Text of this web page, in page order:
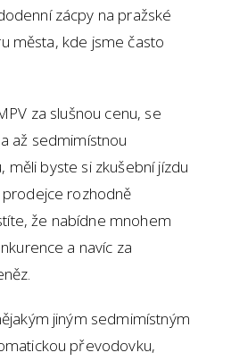
zácpy na pražské
města, kde jsme často
za slušnou cenu, se
až sedmimístnou
měli byste si zkušební jízdu
rozhodně
že nabídne mnohem
a navíc za
jiným sedmimístným
převodovku,